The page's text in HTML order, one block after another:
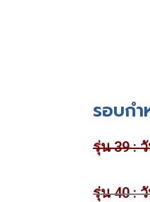
รอบกำ
รุ่น 39 :
รุ่น 40 :